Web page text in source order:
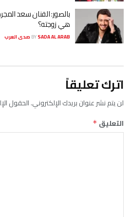
بالصور: الفنان سعد
هي زوجته؟
BYSADA AL ARAB صدى العرب
اترك تعليقاً
لن يتم نشر عنوان بريدك الإلكتروني.الحقول
التعليق *